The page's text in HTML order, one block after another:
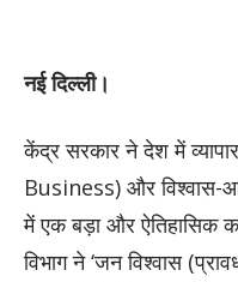
नई दिल्ली।
केंद्र सरकार ने देश में
Business) और विश्वास-
में एक बड़ा और ऐतिहासिक
विभाग ने ‘जन विश्वास